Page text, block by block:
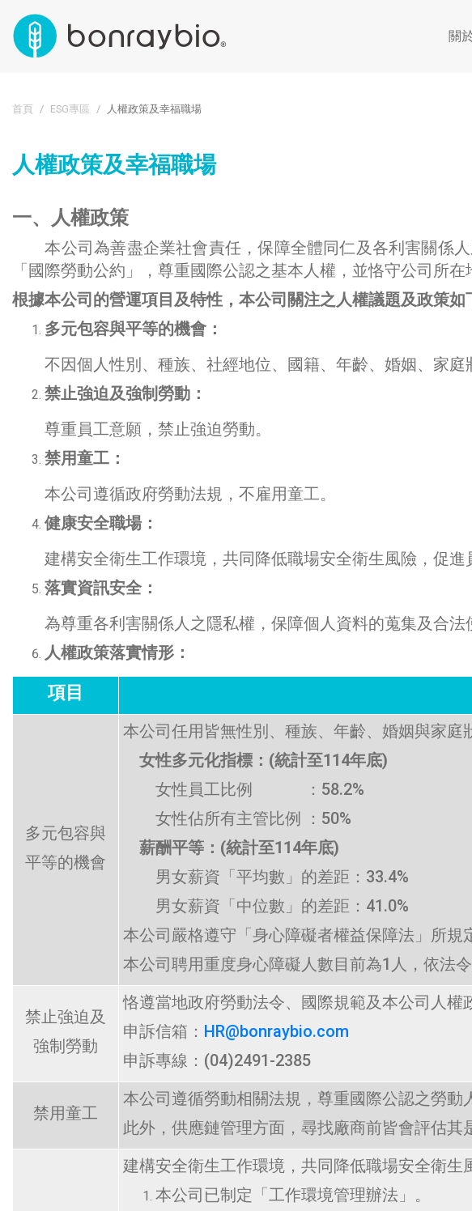
關
首頁 ESG專區 人權政策及幸福職場
人權政策及幸福職場
一、人權政策
本公司為善盡企業社會責任，保障全體同仁及各利害關係人
「國際勞動公約」，尊重國際公認之基本人權，並恪守公司所
根據本公司的營運項目及特性，本公司關注之人權議題及政策如
多元包容與平等的機會：
不因個人性別、種族、社經地位、國籍、年齡、婚姻、家庭
禁止強迫及強制勞動：
尊重員工意願，禁止強迫勞動。
禁用童工：
本公司遵循政府勞動法規，不雇用童工。
健康安全職場：
建構安全衛生工作環境，共同降低職場安全衛生風險，促進
落實資訊安全：
為尊重各利害關係人之隱私權，保障個人資料的蒐集及合法
人權政策落實情形：
項目
多元包容與
平等的機會
本公司任用皆無性別、種族、年齡、婚姻與家庭
女性多元化指標：(統計至114年底)
女性員工比例 ：58.2%
女性佔所有主管比例 ：50%
薪酬平等： (統計至114年底)
男女薪資「平均數」的差距：33.4%
男女薪資「中位數」的差距：41.0%
本公司嚴格遵守「身心障礙者權益保障法」所規
本公司聘用重度身心障礙人數目前為1人，依法
禁止強迫及
強制勞動
恪遵當地政府勞動法令、國際規範及本公司人權
申訴信箱： HR@bonraybio.com
申訴專線：(04)2491-2385
禁用童工
本公司遵循勞動相關法規，尊重國際公認之勞動
此外，供應鏈管理方面，尋找廠商前皆會評估其
建構安全衛生工作環境，共同降低職場安全衛生
本公司已制定「工作環境管理辦法」。